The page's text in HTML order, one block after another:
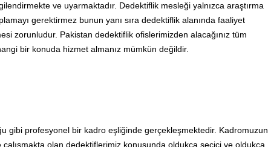
ve uyarmaktadır. Dedektiflik mesleği yalnızca araştırma
gerektirmez bunun yanı sıra dedektiflik alanında faaliyet
zorunludur. Pakistan dedektiflik ofislerimizden alacağınız tüm
bir konuda hizmet almanız mümkün değildir.
gibi profesyonel bir kadro eşliğinde gerçekleşmektedir. Kadromuzun
olan dedektiflerimiz konusunda oldukça seçici ve oldukça